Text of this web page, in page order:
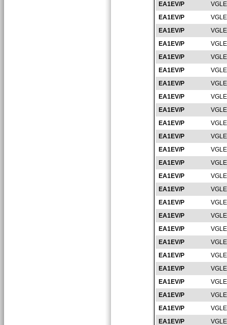
EA1EV/P
EA1EV/P
EA1EV/P
EA1EV/P
EA1EV/P
EA1EV/P
EA1EV/P
EA1EV/P
EA1EV/P
EA1EV/P
EA1EV/P
EA1EV/P
EA1EV/P
EA1EV/P
EA1EV/P
EA1EV/P
EA1EV/P
EA1EV/P
EA1EV/P
EA1EV/P
EA1EV/P
EA1EV/P
EA1EV/P
EA1EV/P
EA1EV/P